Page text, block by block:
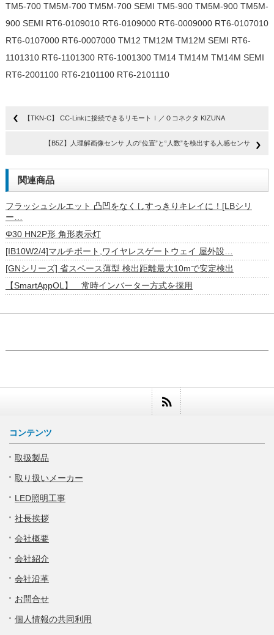
TM5-700 TM5M-700 TM5M-700 SEMI TM5-900 TM5M-900 TM5M-
900 SEMI RT6-0109010 RT6-0109000 RT6-0009000 RT6-0107010
RT6-0107000 RT6-0007000 TM12 TM12M TM12M SEMI RT6-
1101310 RT6-1101300 RT6-1001300 TM14 TM14M TM14M SEMI
RT6-2001100 RT6-2101100 RT6-2101110
【TKN-C】 CC-Linkに接続できるリモートＩ／Ｏコネクタ KIZUNA
【B5Z】人理解画像センサ 人の“位置”と“人数”を検出する人感センサ
関連商品
フラッシュシルエット 凸凹をなくしすっきりキレイに！[LBシリ
ー…
Φ30 HN2P形 角形表示灯
[IB10W2/4]マルチポート,ワイヤレスゲートウェイ 屋外設…
[GNシリーズ] 省スペース薄型 検出距離最大10mで安定検出
【SmartAppOL】 常時インバーター方式を採用
コンテンツ
取扱製品
取り扱いメーカー
LED照明工事
社長挨拶
会社概要
会社紹介
会社沿革
お問合せ
個人情報の共同利用